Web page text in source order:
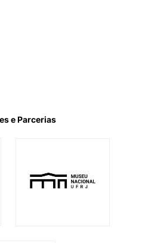
e Parcerias